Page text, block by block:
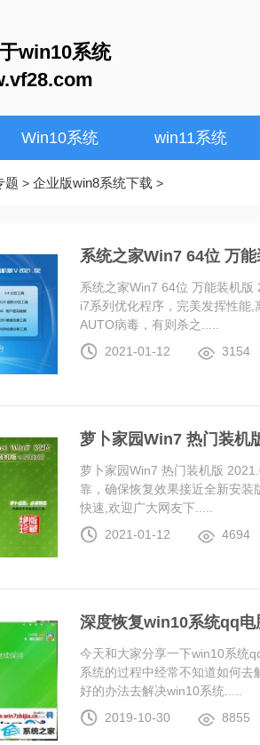
win10系统
Win10系统 win11系统
题 > 企业版win8系统下载 >
系统之家Win7 64位 万
系统之家Win7 64位 万能装机
i7系列优化程序，完美发挥性能
AUTO病毒，有则杀之.....
2021-01-12
3154
萝卜家园Win7 热门装机
萝卜家园Win7 热门装机版
靠，确保恢复效果接近全新安
快速,欢迎广大网友下.....
2021-01-12
4694
深度恢复win10系统qq
今天和大家分享一下win10系统
系统的过程中经常不知道如何
好的办法去解决win10系统.....
2019-10-30
8855